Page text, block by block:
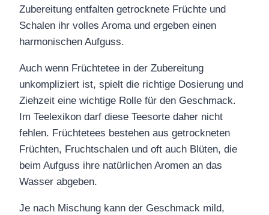
Zubereitung entfalten getrocknete Früchte und
Schalen ihr volles Aroma und ergeben einen
harmonischen Aufguss.
Auch wenn Früchtetee in der Zubereitung
unkompliziert ist, spielt die richtige Dosierung und
Ziehzeit eine wichtige Rolle für den Geschmack.
Im Teelexikon darf diese Teesorte daher nicht
fehlen. Früchtetees bestehen aus getrockneten
Früchten, Fruchtschalen und oft auch Blüten, die
beim Aufguss ihre natürlichen Aromen an das
Wasser abgeben.
Je nach Mischung kann der Geschmack mild,